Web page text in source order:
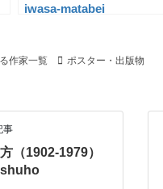
iwasa-matabei
作家一覧 ポスター・出版物
事
（1902-1979）